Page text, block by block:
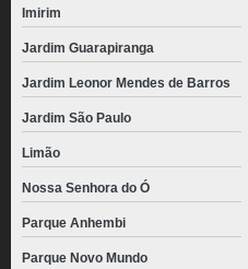
Imirim
Jardim Guarapiranga
Jardim Leonor Mendes de Barros
Jardim São Paulo
Limão
Nossa Senhora do Ó
Parque Anhembi
Parque Novo Mundo